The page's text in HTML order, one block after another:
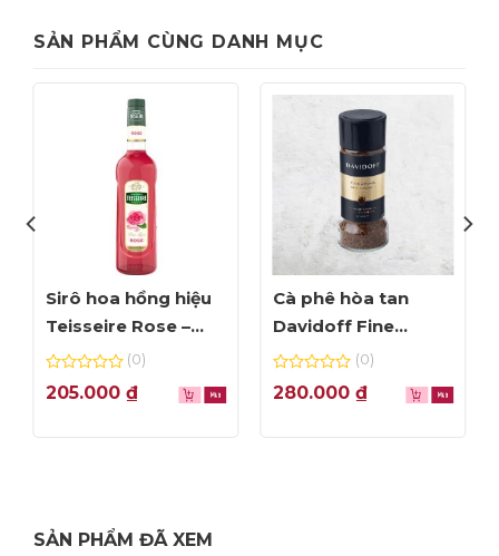
SẢN PHẨM CÙNG DANH MỤC
Sirô hoa hồng hiệu
Teisseire Rose –
chai 70cl
0
out
5
(0)
205.000 ₫
Cà phê hòa tan
Davidoff Fine
Aroma – lọ 100g
0
out
5
(0)
280.000 ₫
SẢN PHẨM ĐÃ XEM